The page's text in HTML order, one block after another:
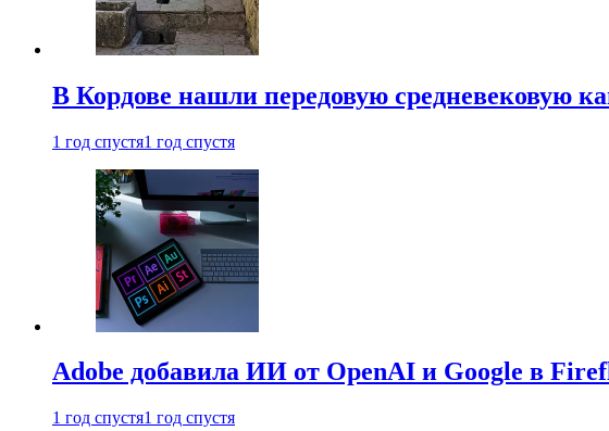
В Кордове нашли передовую средневековую
1 год спустя1 год спустя
Adobe добавила ИИ от OpenAI и Google в
1 год спустя1 год спустя